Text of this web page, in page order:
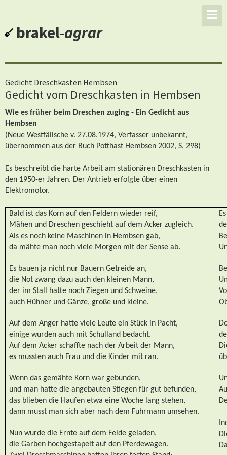
brakel-agrar
Gedicht Dreschkasten Hembsen
Gedicht vom Dreschkasten in Hembsen
Wie es früher beim Dreschen zuging - Ein Gedicht aus
Hembsen
(Neue Westfälische v. 27.08.1974, Verfasser unbekannt,
übernommen aus der Buch Potthast Hembsen 2002, S. 298)
Es beschreibt die harte Arbeit am stationären Dreschkasten in
den 1950-er Jahren. Der Antrieb erfolgte über einen
Elektromotor.
Bald ist das Korn auf den Feldern wieder reif,
Mähen und Dreschen geschieht auf dem Acker zugleich.
Als es noch keine Maschinen in Hembsen gab,
da mähte man noch viele Morgen mit der Sense ab.
Es bauen ja nicht nur Bauern Getreide an,
die Not zwang dazu auch den kleinen Mann,
der im Stall hatte noch Ziegen und Schweine,
auch Hühner und Gänze, große und kleine.
Auf dem Anger hatte viele Leute ein Stück in Pacht,
einige wurden auch mit Schulland bedacht.
Auf dem Acker schaffte nach der Arbeit der Mann,
es mussten auch Frau und die Kinder mit ran.
Wenn das gemähte Korn war gebunden,
und man hatte die angebauten Stiegen für gut befunden,
das blieben die Haufen etwa eine Woche lang stehen,
dann musst man sich aber nach dem Fuhrmann umsehen.
Nun wurde die Ernte auf dem Felde geladen,
die Garben hochgestapelt auf den Pferdewagen.